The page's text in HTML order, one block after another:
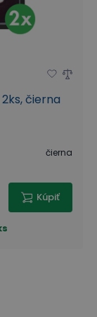
čierna
čierna
Kúpiť